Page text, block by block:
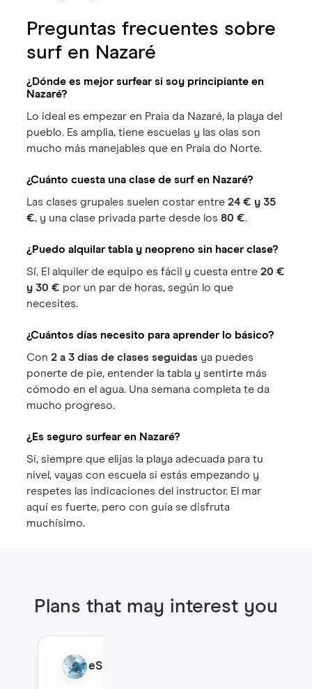
Preguntas frecuentes sobre
surf en Nazaré
¿Dónde es mejor surfear si soy principiante en
Nazaré?
Lo ideal es empezar en Praia da Nazaré, la playa del
pueblo. Es amplia, tiene escuelas y las olas son
mucho más manejables que en Praia do Norte.
¿Cuánto cuesta una clase de surf en Nazaré?
Las clases grupales suelen costar entre24 € y 35
€, y una clase privada parte desde los80 €.
¿Puedo alquilar tabla y neopreno sin hacer clase?
Sí. El alquiler de equipo es fácil y cuesta entre20 €
y 30 € por un par de horas, según lo que
necesites.
¿Cuántos días necesito para aprender lo básico?
Con2 a 3 días de clases seguidas ya puedes
ponerte de pie, entender la tabla y sentirte más
cómodo en el agua. Una semana completa te da
mucho progreso.
¿Es seguro surfear en Nazaré?
Sí, siempre que elijas la playa adecuada para tu
nivel, vayas con escuela si estás empezando y
respetes las indicaciones del instructor. El mar
aquí es fuerte, pero con guía se disfruta
muchísimo.
Plans that may interest you
eSIM Europa